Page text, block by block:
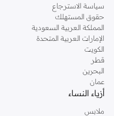
تسوقي دوروثي بيركنز اون لاين
تسوقي دوروثي بيركنز اون لاين
دوروثي بيركنز الشهيرة. تصفحي
استخدمي القائمة لتحديد تجربة
والدعم الاستثنائي يضمن لك
سياسة الاسترجاع
حقوق المستهلك
المملكة العربية السعودية
الإمارات العربية المتحدة
الكويت
قطر
البحرين
عمان
أزياء النساء
ملابس